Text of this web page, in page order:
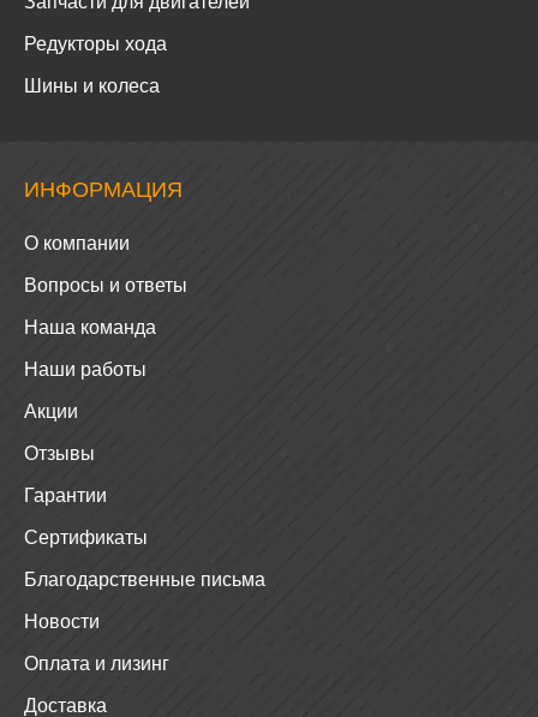
Редукторы хода
Шины и колеса
ИНФОРМАЦИЯ
О компании
Вопросы и ответы
Наша команда
Наши работы
Акции
Отзывы
Гарантии
Сертификаты
Благодарственные письма
Новости
Оплата и лизинг
Доставка